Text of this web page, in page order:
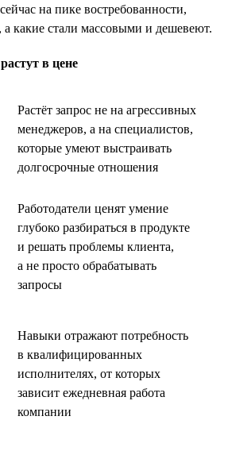
на пике востребованности,
а какие стали массовыми и дешевеют.
в цене
Растёт запрос не на агрессивных
менеджеров, а на специалистов,
которые умеют выстраивать
долгосрочные отношения
Работодатели ценят умение
глубоко разбираться в продукте
и решать проблемы клиента,
а не просто обрабатывать
запросы
Навыки отражают потребность
в квалифицированных
исполнителях, от которых
зависит ежедневная работа
компании